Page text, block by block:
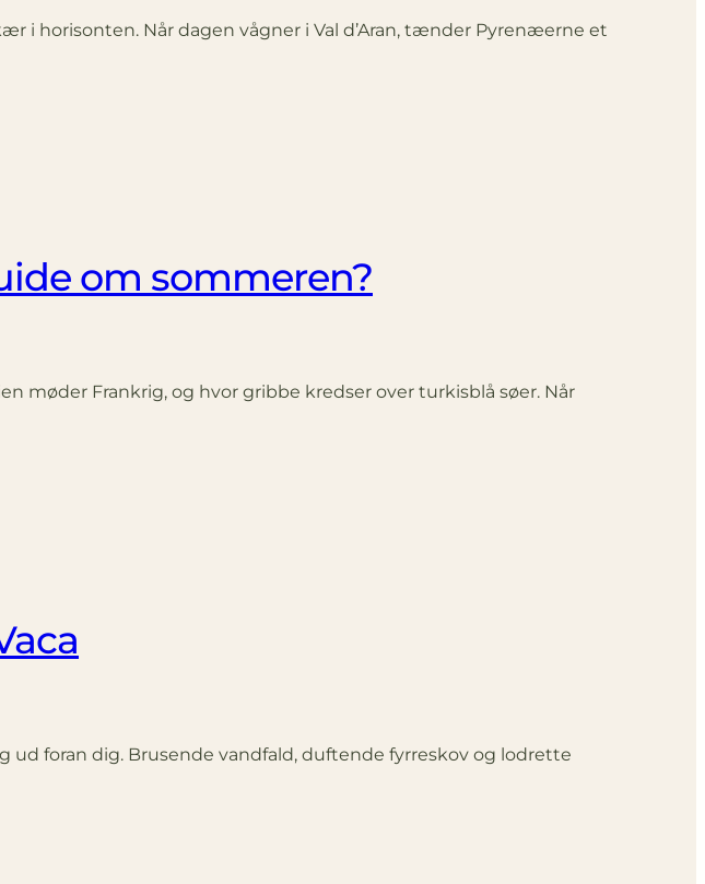
i horisonten. Når dagen vågner i Val d’Aran, tænder Pyrenæerne et
om sommeren?
møder Frankrig, og hvor gribbe kredser over turkisblå søer. Når
foran dig. Brusende vandfald, duftende fyrreskov og lodrette